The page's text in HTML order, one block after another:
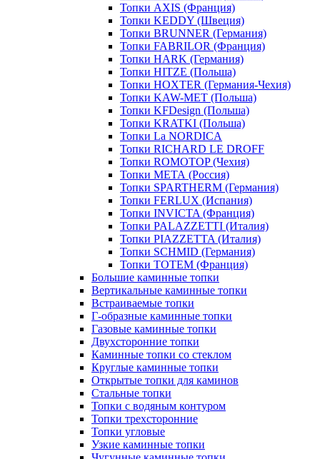
Топки AXIS (Франция)
Топки KEDDY (Швеция)
Топки BRUNNER (Германия)
Топки FABRILOR (Франция)
Топки HARK (Германия)
Топки HITZE (Польша)
Топки HOXTER (Германия-Чехия)
Топки KAW-MET (Польша)
Топки KFDesign (Польша)
Топки KRATKI (Польша)
Топки La NORDICA
Топки RICHARD LE DROFF
Топки ROMOTOP (Чехия)
Топки МЕТА (Россия)
Топки SPARTHERM (Германия)
Топки FERLUX (Испания)
Топки INVICTA (Франция)
Топки PALAZZETTI (Италия)
Топки PIAZZETTA (Италия)
Топки SCHMID (Германия)
Топки TOTEM (Франция)
Большие каминные топки
Вертикальные каминные топки
Встраиваемые топки
Г-образные каминные топки
Газовые каминные топки
Двухсторонние топки
Каминные топки со стеклом
Круглые каминные топки
Открытые топки для каминов
Стальные топки
Топки с водяным контуром
Топки трехсторонние
Топки угловые
Узкие каминные топки